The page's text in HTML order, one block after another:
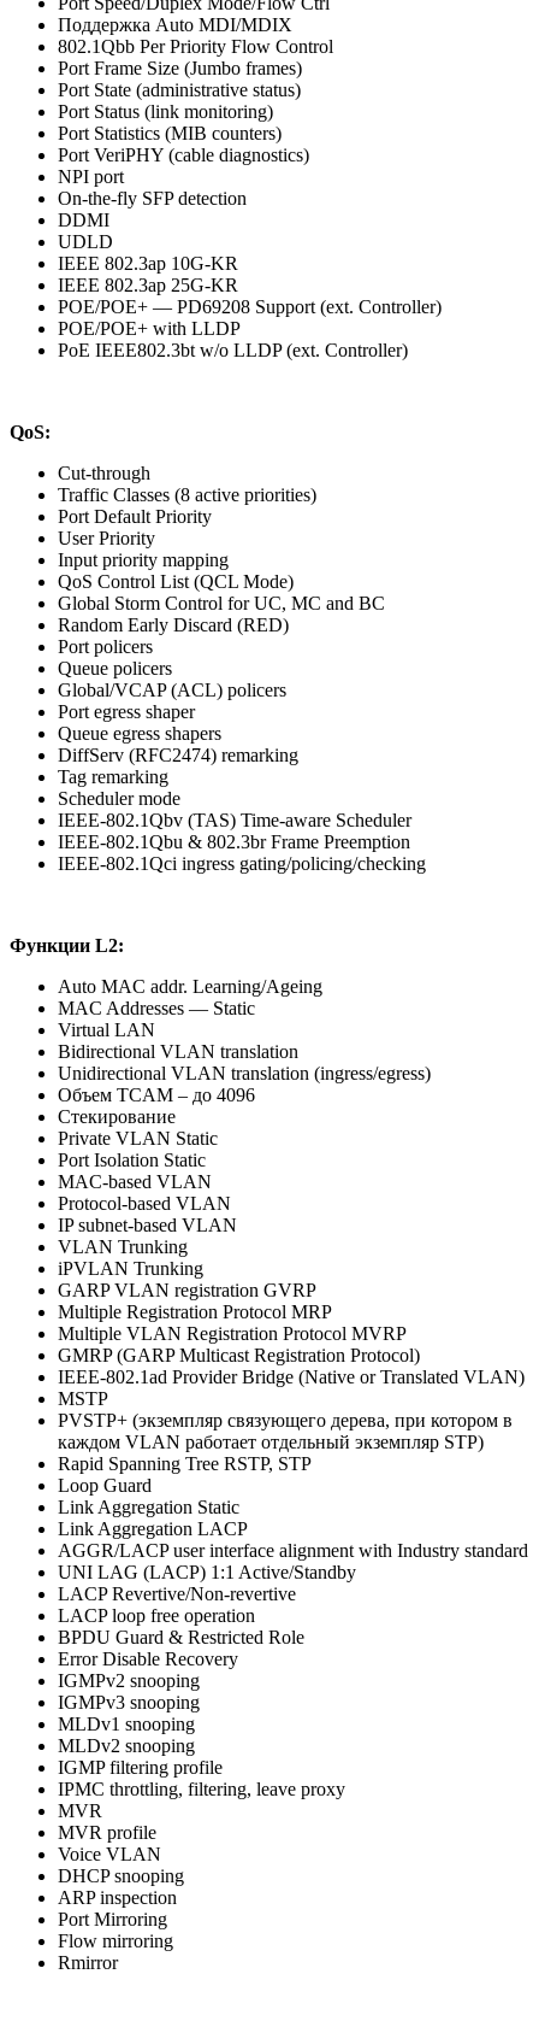
Поддержка Auto MDI/MDIX
802.1Qbb Per Priority Flow Control
Port Frame Size (Jumbo frames)
Port State (administrative status)
Port Status (link monitoring)
Port Statistics (MIB counters)
Port VeriPHY (cable diagnostics)
NPI port
On-the-fly SFP detection
DDMI
UDLD
IEEE 802.3ap 10G-KR
IEEE 802.3ap 25G-KR
POE/POE+ — PD69208 Support (ext. Controller)
POE/POE+ with LLDP
PoE IEEE802.3bt w/o LLDP (ext. Controller)
QoS:
Cut-through
Traffic Classes (8 active priorities)
Port Default Priority
User Priority
Input priority mapping
QoS Control List (QCL Mode)
Global Storm Control for UC, MC and BC
Random Early Discard (RED)
Port policers
Queue policers
Global/VCAP (ACL) policers
Port egress shaper
Queue egress shapers
DiffServ (RFC2474) remarking
Tag remarking
Scheduler mode
IEEE-802.1Qbv (TAS) Time-aware Scheduler
IEEE-802.1Qbu & 802.3br Frame Preemption
IEEE-802.1Qci ingress gating/policing/checking
Функции L2:
Auto MAC addr. Learning/Ageing
MAC Addresses — Static
Virtual LAN
Bidirectional VLAN translation
Unidirectional VLAN translation (ingress/egress)
Объем ТCAM – до 4096
Стекирование
Private VLAN Static
Port Isolation Static
MAC-based VLAN
Protocol-based VLAN
IP subnet-based VLAN
VLAN Trunking
iPVLAN Trunking
GARP VLAN registration GVRP
Multiple Registration Protocol MRP
Multiple VLAN Registration Protocol MVRP
GMRP (GARP Multicast Registration Protocol)
IEEE-802.1ad Provider Bridge (Native or Translated VLAN)
MSTP
PVSTP+ (экземпляр связующего дерева, при котором в
каждом VLAN работает отдельный экземпляр STP)
Rapid Spanning Tree RSTP, STP
Loop Guard
Link Aggregation Static
Link Aggregation LACP
AGGR/LACP user interface alignment with Industry standard
UNI LAG (LACP) 1:1 Active/Standby
LACP Revertive/Non-revertive
LACP loop free operation
BPDU Guard & Restricted Role
Error Disable Recovery
IGMPv2 snooping
IGMPv3 snooping
MLDv1 snooping
MLDv2 snooping
IGMP filtering profile
IPMC throttling, filtering, leave proxy
MVR
MVR profile
Voice VLAN
DHCP snooping
ARP inspection
Port Mirroring
Flow mirroring
Rmirror